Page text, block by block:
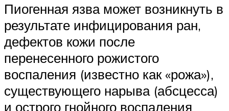
Пиогенная язва может возникнуть в
результате инфицирования ран,
дефектов кожи после
перенесенного рожистого
воспаления (известно как «рожа»),
существующего нарыва (абсцесса)
и острого гнойного воспаления